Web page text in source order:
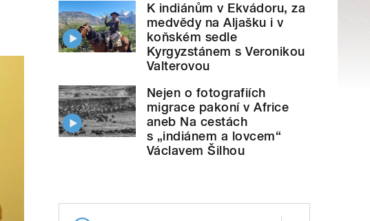
K indiánům v Ekvádoru, za
medvědy na Aljašku i v
koňském sedle
Kyrgyzstánem s Veronikou
Valterovou
Nejen o fotografiích
migrace pakoní v Africe
aneb Na cestách
s „indiánem a lovcem“
Václavem Šilhou